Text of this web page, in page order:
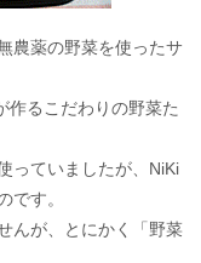
農薬の野菜を使ったサ
作るこだわりの野菜た
っていましたが、NiKi
です。
んが、とにかく「野菜